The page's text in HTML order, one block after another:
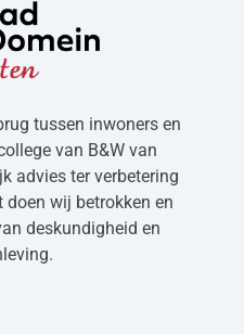
tussen inwoners en
van B&W van
advies ter verbetering
wij betrokken en
deskundigheid en